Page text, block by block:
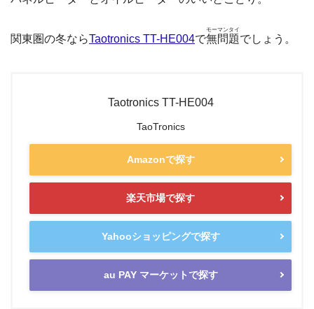
関東圏の冬ならTaotronics TT-HE004で無問題
モーマンタイ
でしょう。
Taotronics TT-HE004
TaoTronics
Amazonで探す
楽天市場で探す
Yahooショッピングで探す
au PAY マーケットで探す